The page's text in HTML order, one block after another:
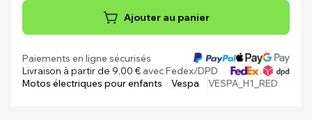
Ajouter au panier
Paiements en ligne sécurisés
Livraison à partir de 9,00 €avec Fedex/DPD
Motos électriques pour enfants
Vespa VESPA_H1_RED